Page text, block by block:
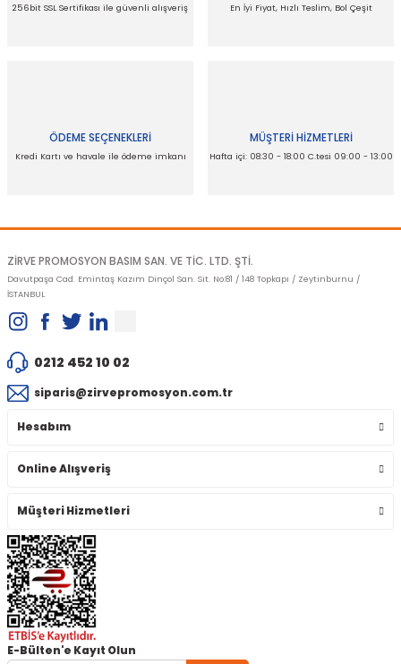
256bit SSL Sertifikası ile güvenli alışveriş En İyi Fiyat, Hızlı Teslim, Bol Çeşit
ÖDEME SEÇENEKLERİ
Kredi Kartı ve havale ile ödeme imkanı
MÜŞTERİ HİZMETLERİ
Hafta içi: 08:30 - 18:00 C.tesi 09:00 - 13:00
ZİRVE PROMOSYON BASIM SAN. VE TİC. LTD. ŞTİ.
Davutpaşa Cad. Emintaş Kazım Dinçol San. Sit. No:81 / 148 Topkapı / Zeytinburnu /
İSTANBUL
0212 452 10 02
siparis@zirvepromosyon.com.tr
Hesabım
Online Alışveriş
Müşteri Hizmetleri
E-Bülten'e Kayıt Olun